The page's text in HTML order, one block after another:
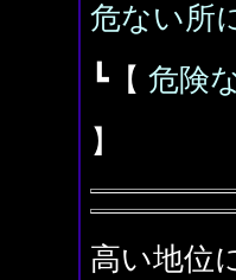
危ない所
┗【 危険
】
高い地位